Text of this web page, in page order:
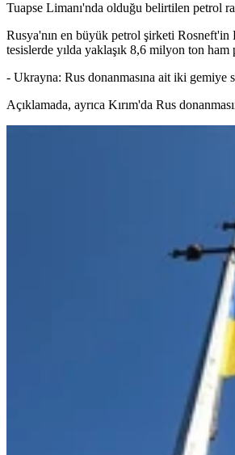
Tuapse Limanı'nda olduğu belirtilen petrol
Rusya'nın en büyük petrol şirketi Rosneft'in
tesislerde yılda yaklaşık 8,6 milyon ton
- Ukrayna: Rus donanmasına ait iki gemiye
Açıklamada, ayrıca Kırım'da Rus